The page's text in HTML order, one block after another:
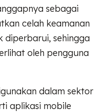
sebagai
celah keamanan
sehingga
oleh pengguna
dalam sektor
aplikasi mobile